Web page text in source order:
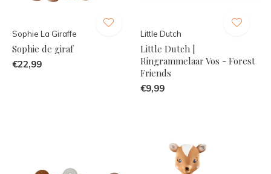
Sophie La Giraffe
Sophie de giraf
€22,99
Little Dutch
Little Dutch |
Ringrammelaar Vos - Forest
Friends
€9,99